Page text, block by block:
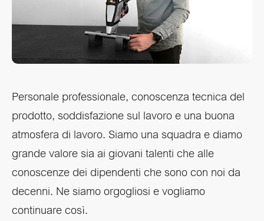
Personale professionale, conoscenza tecnica del
prodotto, soddisfazione sul lavoro e una buona
atmosfera di lavoro. Siamo una squadra e diamo
grande valore sia ai giovani talenti che alle
conoscenze dei dipendenti che sono con noi da
decenni. Ne siamo orgogliosi e vogliamo
continuare così.